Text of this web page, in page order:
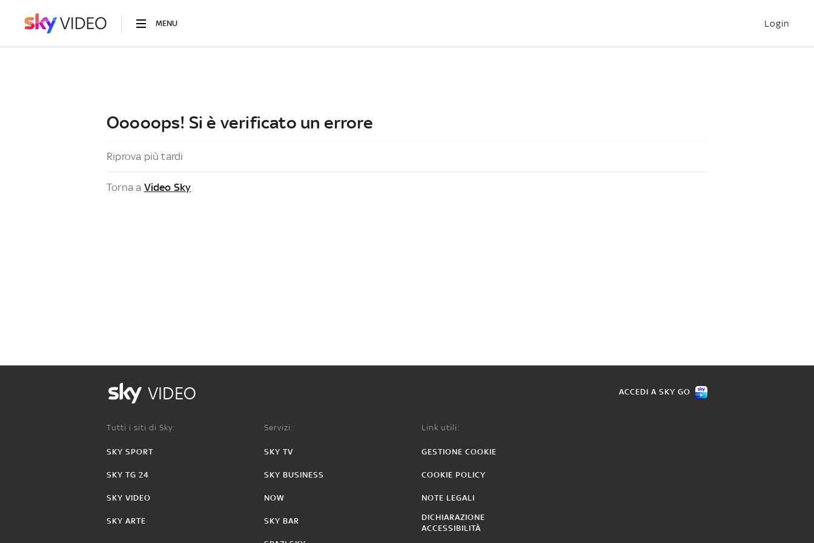
MENU Login
Ooooops! Si è verificato un errore
Riprova più tardi
Torna a Video Sky
VIDEO ACCEDI A SKY GO
Tutti i siti di Sky:
SKY SPORT
SKY TG 24
SKY VIDEO
SKY ARTE
Servizi:
SKY TV
SKY BUSINESS
NOW
SKY BAR
Link utili:
GESTIONE COOKIE
COOKIE POLICY
NOTE LEGALI
DICHIARAZIONE
ACCESSIBILITÀ